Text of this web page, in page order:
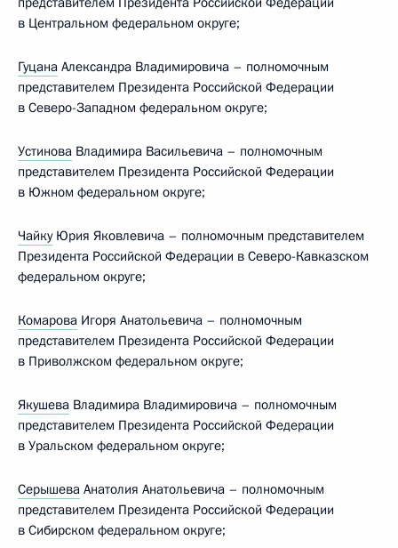
в Центральном федеральном округе;
Гуцана Александра Владимировича – полномочным
представителем Президента Российской Федерации
в Северо-Западном федеральном округе;
Устинова Владимира Васильевича – полномочным
представителем Президента Российской Федерации
в Южном федеральном округе;
ЧайкуЮрия Яковлевича – полномочным представителем
Президента Российской Федерации в Северо-Кавказском
федеральном округе;
Комарова Игоря Анатольевича – полномочным
представителем Президента Российской Федерации
в Приволжском федеральном округе;
Якушева Владимира Владимировича – полномочным
представителем Президента Российской Федерации
в Уральском федеральном округе;
Серышева Анатолия Анатольевича – полномочным
представителем Президента Российской Федерации
в Сибирском федеральном округе;